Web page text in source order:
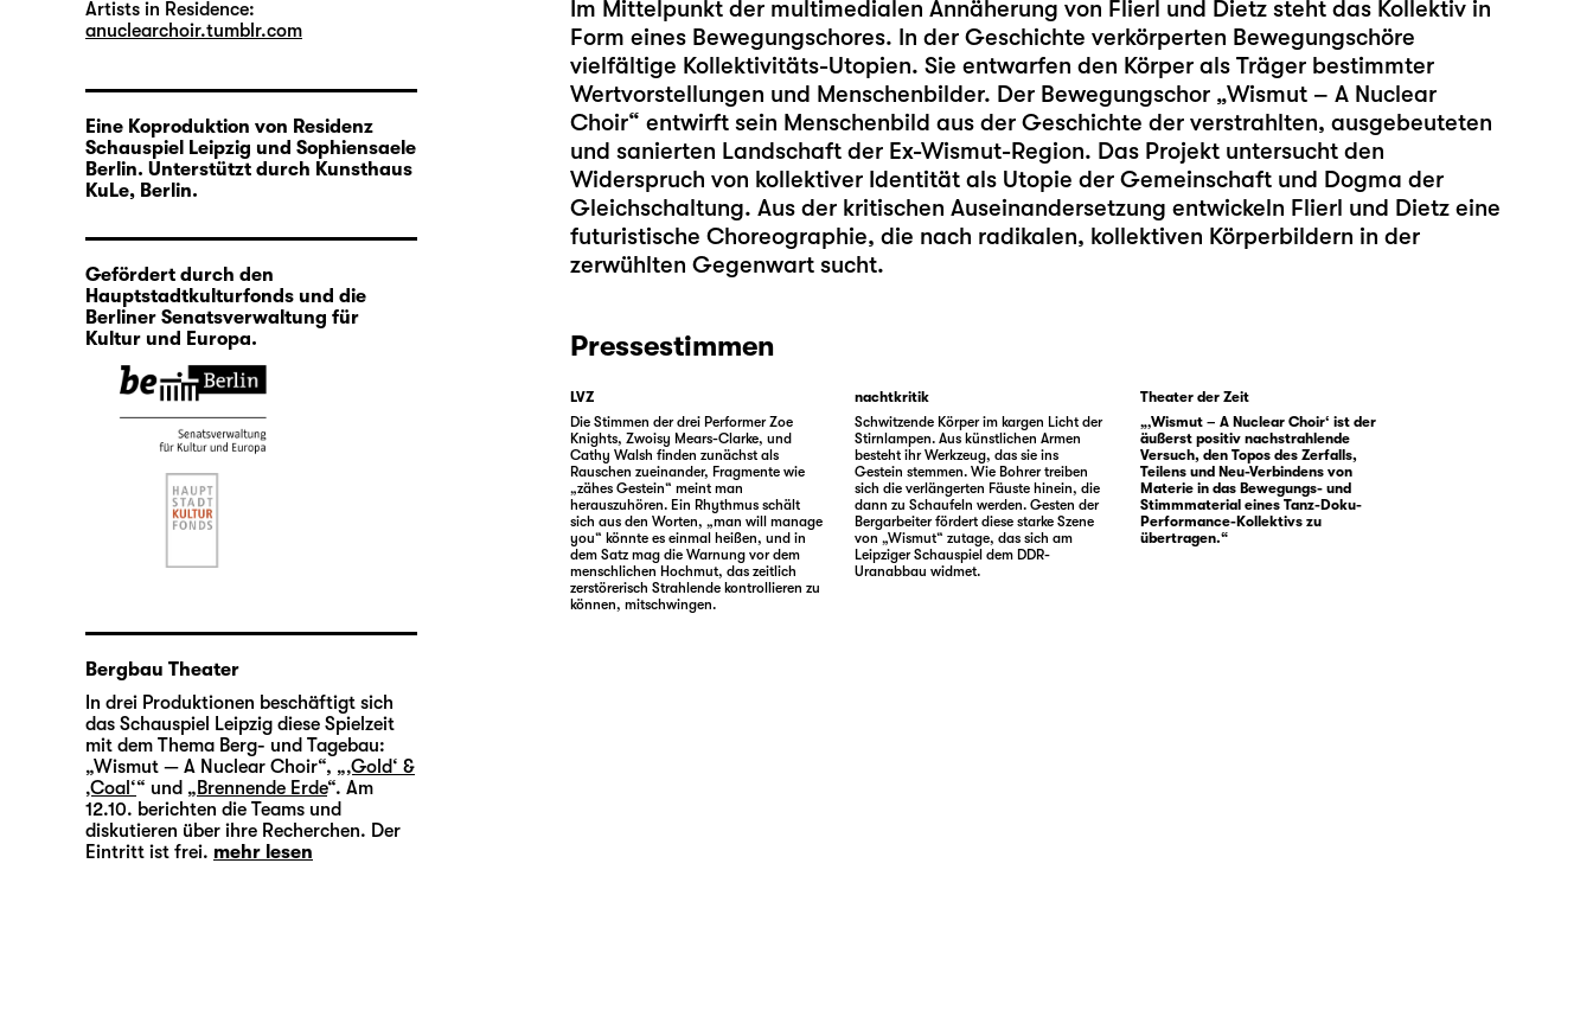
Im Mittelpunkt der multimedialen Annäherung von Flierl und Dietz steht das Kollektiv in
Form eines Bewegungschores. In der Geschichte verkörperten Bewegungschöre
vielfältige Kollektivitäts-Utopien. Sie entwarfen den Körper als Träger bestimmter
Wertvorstellungen und Menschenbilder. Der Bewegungschor „Wismut – A Nuclear
Choir“ entwirft sein Menschenbild aus der Geschichte der verstrahlten, ausgebeuteten
und sanierten Landschaft der Ex-Wismut-Region. Das Projekt untersucht den
Widerspruch von kollektiver Identität als Utopie der Gemeinschaft und Dogma der
Gleichschaltung. Aus der kritischen Auseinandersetzung entwickeln Flierl und Dietz eine
futuristische Choreographie, die nach radikalen, kollektiven Körperbildern in der
zerwühlten Gegenwart sucht.
Pressestimmen
LVZ
Die Stimmen der drei Performer Zoe
Knights, Zwoisy Mears-Clarke, und
Cathy Walsh finden zunächst als
Rauschen zueinander, Fragmente wie
„zähes Gestein“ meint man
herauszuhören. Ein Rhythmus schält
sich aus den Worten, „man will manage
you“ könnte es einmal heißen, und in
dem Satz mag die Warnung vor dem
menschlichen Hochmut, das zeitlich
zerstörerisch Strahlende kontrollieren zu
können, mitschwingen.
nachtkritik
Schwitzende Körper im kargen Licht der
Stirnlampen. Aus künstlichen Armen
besteht ihr Werkzeug, das sie ins
Gestein stemmen. Wie Bohrer treiben
sich die verlängerten Fäuste hinein, die
dann zu Schaufeln werden. Gesten der
Bergarbeiter fördert diese starke Szene
von „Wismut“ zutage, das sich am
Leipziger Schauspiel dem DDR-
Uranabbau widmet.
Theater der Zeit
„‚Wismut – A Nuclear Choir‘ ist der
äußerst positiv nachstrahlende
Versuch, den Topos des Zerfalls,
Teilens und Neu-Verbindens von
Materie in das Bewegungs- und
Stimmmaterial eines Tanz-Doku-
Performance-Kollektivs zu
übertragen.“
Artists in Residence:
anuclearchoir.tumblr.com
Eine Koproduktion von Residenz
Schauspiel Leipzig und Sophiensaele
Berlin. Unterstützt durch Kunsthaus
KuLe, Berlin.
Gefördert durch den
Hauptstadtkulturfonds und die
Berliner Senatsverwaltung für
Kultur und Europa.
Bergbau Theater
In drei Produktionen beschäftigt sich
das Schauspiel Leipzig diese Spielzeit
mit dem Thema Berg- und Tagebau:
„Wismut — A Nuclear Choir“, „‚Gold‘ &
‚Coal‘“ und „ Brennende Erde“. Am
12.10. berichten die Teams und
diskutieren über ihre Recherchen. Der
Eintritt ist frei. mehr lesen